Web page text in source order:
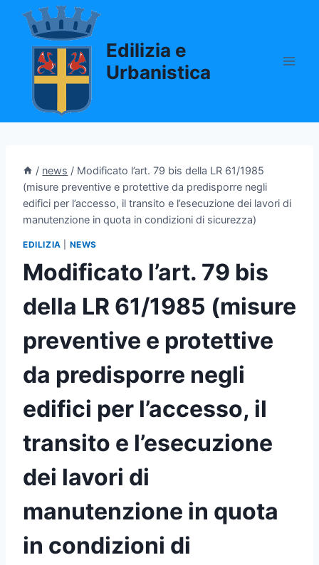
Salta
contenuto
Edilizia e
Urbanistica
/ news / Modificato l’art. 79 bis della LR 61/1985
(misure preventive e protettive da predisporre negli
edifici per l’accesso, il transito e l’esecuzione dei lavori di
manutenzione in quota in condizioni di sicurezza)
EDILIZIA NEWS
Modificato l’art. 79 bis
della LR 61/1985 (misure
preventive e protettive
da predisporre negli
edifici per l’accesso, il
transito e l’esecuzione
dei lavori di
manutenzione in quota
in condizioni di